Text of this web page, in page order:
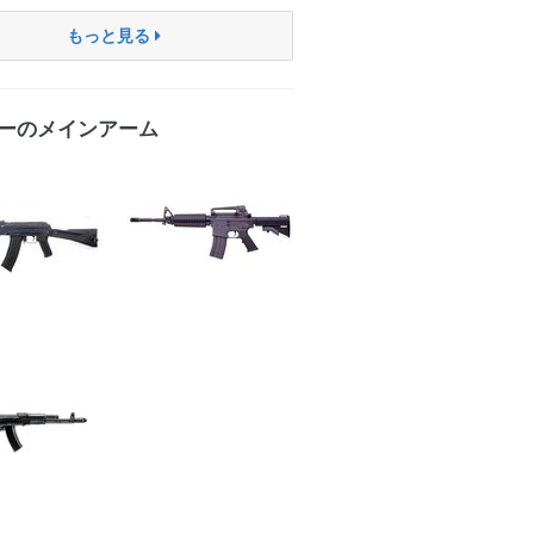
もっと見る
のメインアーム